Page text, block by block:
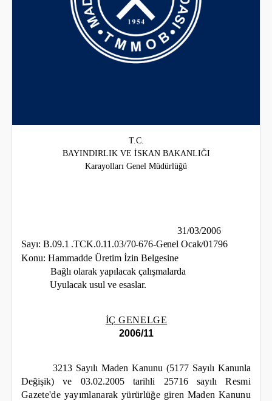
T.C.
BAYINDIRLIK VE İSKAN BAKANLIĞI
Karayolları Genel Müdürlüğü
31/03/2006
Sayı:B.09.1 .TCK.0.11.03/70-676-Genel Ocak/01796
Konu: Hammadde Üretim İzin Belgesine
Bağlı olarak yapılacak çalışmalarda
Uyulacak usul ve esaslar.
İÇ GENELGE
2006/11
3213 Sayılı Maden Kanunu (5177 Sayılı Kanunla
Değişik) ve 03.02.2005 tarihli 25716 sayılıResmi
Gazete'de yayımlanarak yürürlüğe giren Maden Kanunu